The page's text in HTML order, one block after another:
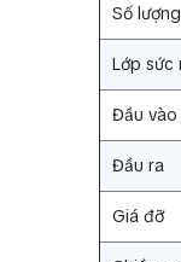
Số
Lớp sức
Đầu vào
Đầu ra
Giá đỡ